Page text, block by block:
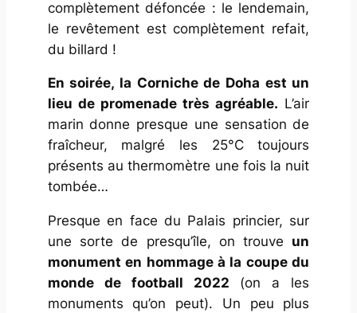
complètement défoncée : le lendemain,
le revêtement est complètement refait,
du billard !
En soirée, la Corniche de Doha est un
lieu de promenade très agréable. L’air
marin donne presque une sensation de
fraîcheur, malgré les 25°C toujours
présents au thermomètre une fois la nuit
tombée…
Presque en face du Palais princier, sur
une sorte de presqu’île, on trouve un
monument en hommage à la coupe du
monde de football 2022 (on a les
monuments qu’on peut). Un peu plus